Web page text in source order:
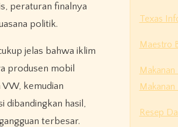
peraturan finalnya
politik.
jelas bahwa iklim
produsen mobil
kemudian
dibandingkan hasil,
terbesar.
Texas
Maestro
Makanan
Makanan
Resep